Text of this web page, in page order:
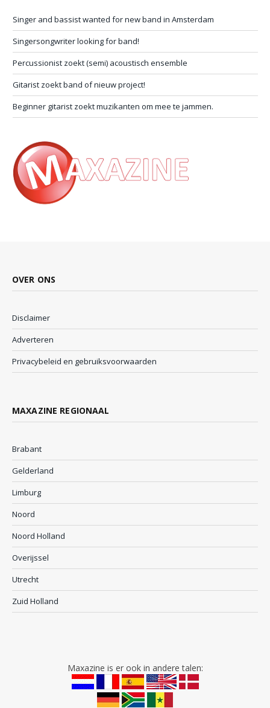
Singer and bassist wanted for new band in Amsterdam
Singersongwriter looking for band!
Percussionist zoekt (semi) acoustisch ensemble
Gitarist zoekt band of nieuw project!
Beginner gitarist zoekt muzikanten om mee te jammen.
OVER ONS
Disclaimer
Adverteren
Privacybeleid en gebruiksvoorwaarden
MAXAZINE REGIONAAL
Brabant
Gelderland
Limburg
Noord
Noord Holland
Overijssel
Utrecht
Zuid Holland
Maxazine is er ook in andere talen: